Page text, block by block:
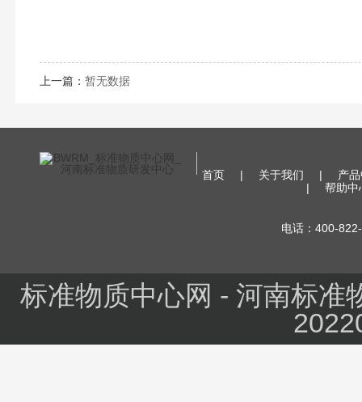
上一篇： 暂无数据
首页 | 关于我们 |
产
|
帮助中
电话：400-
标准物质中心网 - 河南标